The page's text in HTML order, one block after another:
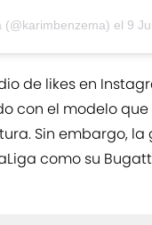
(@karimbenzema) el 9
de likes en
con el modelo
Sin embargo, la
como su